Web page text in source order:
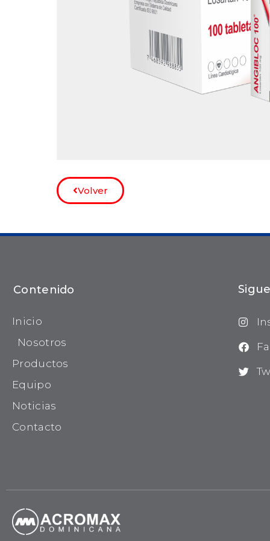
Volver
Contenido
Inicio
Nosotros
Productos
Equipo
Noticias
Contacto